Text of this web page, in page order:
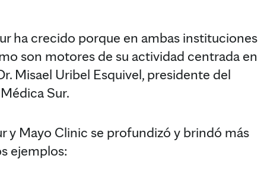
ha crecido porque en ambas instituciones
son motores de su actividad centrada en
Misael Uribel Esquivel, presidente del
Sur.
y Mayo Clinic se profundizó y brindó más
ejemplos: